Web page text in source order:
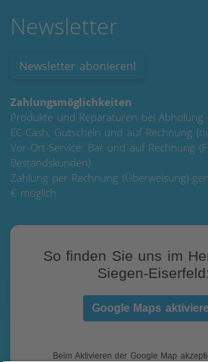
Newsletter
Newsletter abonieren!
Zahlungsmöglichkeiten
Produkte und Reparaturen bei Abholung
EC-Cash, Gutschein und auf Rechnung
Vor-Ort-Service: Bar und auf Rechnung
Bestandskunden)
Zahlung per Rechnung (Überweisung)
€ möglich
So finden Sie uns im
Siegen-Eiserfeld:
Google Maps
Beim Aktivieren der Google Map